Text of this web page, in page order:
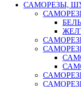
САМОРЕЗЫ,